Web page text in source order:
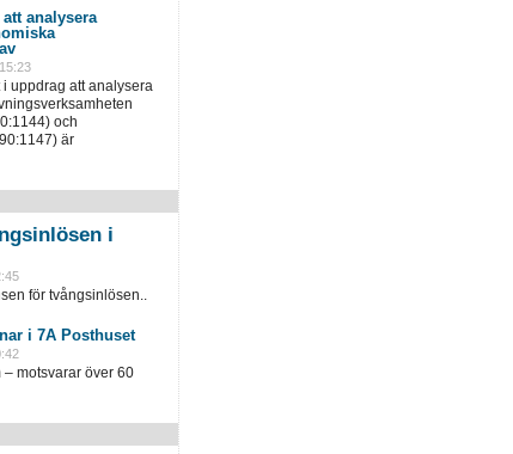
analysera
uppdrag att analysera
och
är
i
för tvångsinlösen..
i 7A Posthuset
motsvarar över 60